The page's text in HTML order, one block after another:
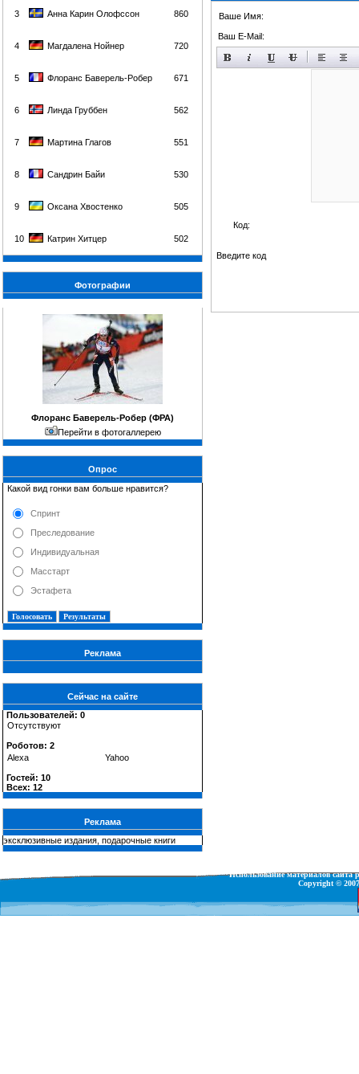
3 Анна Карин Олофссон 860
4 Магдалена Нойнер 720
5 Флоранс Баверель-Робер 671
6 Линда Груббен 562
7 Мартина Глагов 551
8 Сандрин Байи 530
9 Оксана Хвостенко 505
10 Катрин Хитцер 502
Фотографии
Флоранс Баверель-Робер (ФРА)
Перейти в фотогаллерею
Опрос
Какой вид гонки вам больше нравится?
Спринт
Преследование
Индивидуальная
Масстарт
Эстафета
Реклама
Сейчас на сайте
Пользователей: 0
Отсутствуют
Роботов: 2
Alexa
Yahoo
Гостей: 10
Всех: 12
Реклама
эксклюзивные издания, подарочные книги
Ваше Имя:
Ваш E-Mail:
Код:
Введите код
Использование материалов
Copyright ©